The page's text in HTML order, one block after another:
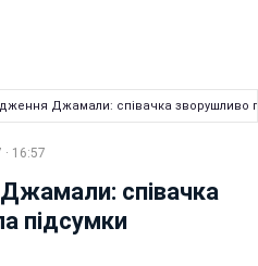
Джамали: співачка зворушливо
· 16:57
співачка
підсумки